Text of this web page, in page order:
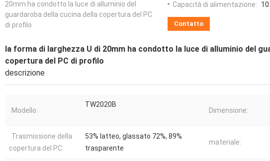
20mm ha condotto la luce di alluminio del
guardaroba della cucina della copertura del PC
di profilo
Capacità di alimentazione:
Contatto
la forma di larghezza U di 20mm ha condotto la luce di alluminio del
copertura del PC di profilo
descrizione
Modello:
TW2020B
Dimensione:
Trasmissione della
copertura del PC:
53% latteo, glassato 72%, 89%
trasparente
materiale: